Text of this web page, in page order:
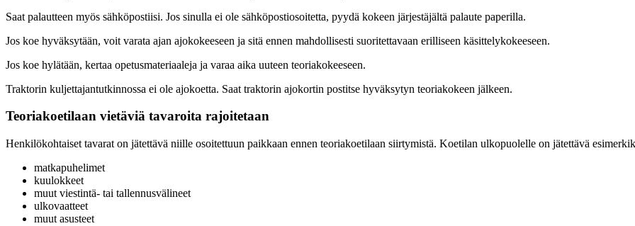
Saat palautteen myös sähköpostiisi. Jos sinulla ei ole sähköpostiosoitetta, pyydä kokeen järjestäjältä palaute paperilla.
Jos koe hyväksytään, voit varata ajan ajokokeeseen ja sitä ennen mahdollisesti suoritettavaan erilliseen käsittelykokeeseen.
Jos koe hylätään, kertaa opetusmateriaaleja ja varaa aika uuteen teoriakokeeseen.
Traktorin kuljettajantutkinnossa ei ole ajokoetta. Saat traktorin ajokortin postitse hyväksytyn teoriakokeen jälkeen.
Teoriakoetilaan vietäviä tavaroita rajoitetaan
Henkilökohtaiset tavarat on jätettävä niille osoitettuun paikkaan ennen teoriakoetilaan siirtymistä. Koetilan ulkopuolelle on jätettävä
matkapuhelimet
kuulokkeet
muut viestintä- tai tallennusvälineet
ulkovaatteet
muut asusteet